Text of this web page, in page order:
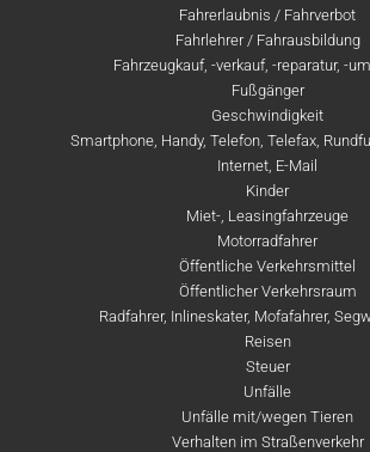
Fahrerlaubnis / Fahrverbot
Fahrlehrer / Fahrausbildung
Fahrzeugkauf, -verkauf, -reparatur, -
Fußgänger
Geschwindigkeit
Smartphone, Handy, Telefon, Telefax,
Internet, E-Mail
Kinder
Miet-, Leasingfahrzeuge
Motorradfahrer
Öffentliche Verkehrsmittel
Öffentlicher Verkehrsraum
Radfahrer, Inlineskater, Mofafahrer,
Reisen
Steuer
Unfälle
Unfälle mit/wegen Tieren
Verhalten im Straßenverkehr